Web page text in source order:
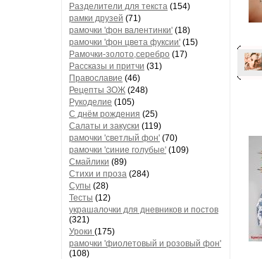
Разделители для текста (154)
рамки друзей (71)
рамочки 'фон валентинки' (18)
рамочки 'фон цвета фуксии' (15)
Рамочки-золото,серебро (17)
Рассказы и притчи (31)
Православие (46)
Рецепты ЗОЖ (248)
Рукоделие (105)
С днём рождения (25)
Салаты и закуски (119)
рамочки 'светлый фон' (70)
рамочки 'синие голубые' (109)
Смайлики (89)
Стихи и проза (284)
Супы (28)
Тесты (12)
украшалочки для дневников и постов
(321)
Уроки (175)
рамочки 'фиолетовый и розовый фон'
(108)